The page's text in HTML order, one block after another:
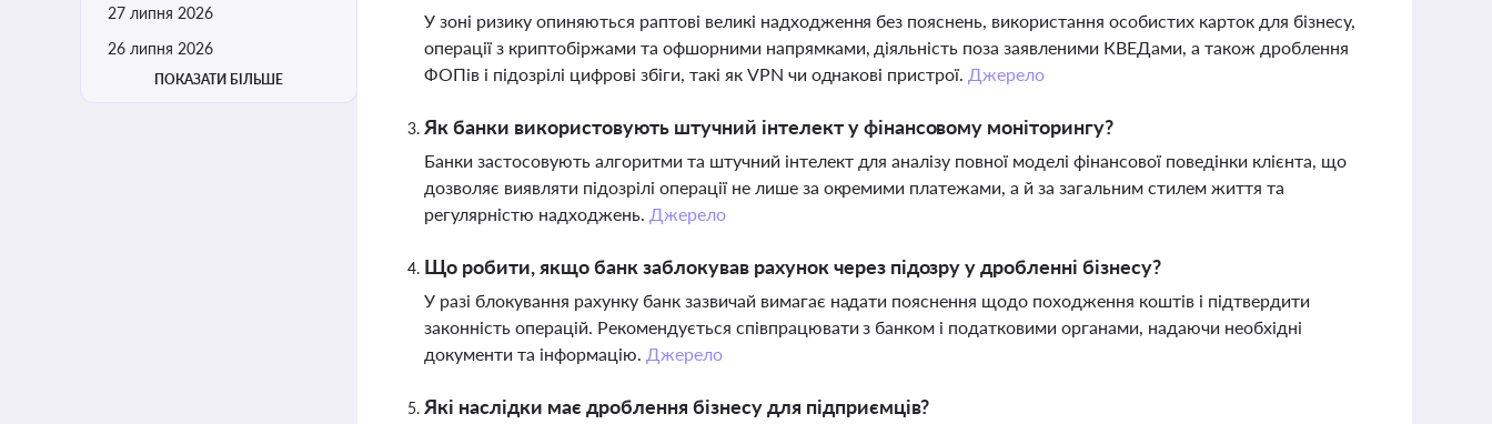
27 липня 2026
26 липня 2026
ПОКАЗАТИ БІЛЬШЕ
У зоні ризику опиняються раптові великі надходження без пояснень, використання особистих карток для бізнесу,
операції з криптобіржами та офшорними напрямками, діяльність поза заявленими КВЕДами, а також дроблення
ФОПів і підозрілі цифрові збіги, такі як VPN чи однакові пристрої. Джерело
Як банки використовують штучний інтелект у фінансовому моніторингу?
Банки застосовують алгоритми та штучний інтелект для аналізу повної моделі фінансової поведінки клієнта, що
дозволяє виявляти підозрілі операції не лише за окремими платежами, а й за загальним стилем життя та
регулярністю надходжень. Джерело
Що робити, якщо банк заблокував рахунок через підозру у дробленні бізнесу?
У разі блокування рахунку банк зазвичай вимагає надати пояснення щодо походження коштів і підтвердити
законність операцій. Рекомендується співпрацювати з банком і податковими органами, надаючи необхідні
документи та інформацію. Джерело
Які наслідки має дроблення бізнесу для підприємців?